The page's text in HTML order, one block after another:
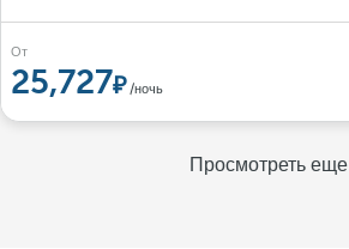
От
25,727 /ночь
Просмотреть еще